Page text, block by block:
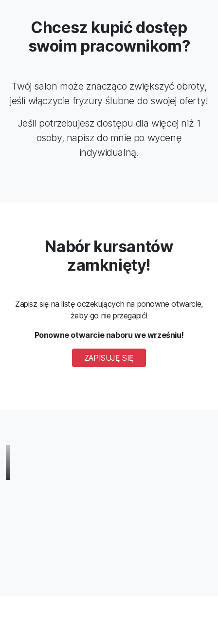
Chcesz kupić dostęp
swoim pracownikom?
Twój salon może znacząco zwiększyć obroty,
jeśli włączycie fryzury ślubne do swojej oferty!
Jeśli potrzebujesz dostępu dla więcej niż 1
osoby, napisz do mnie po wycenę
indywidualną.
Nabór kursantów
zamknięty!
Zapisz się na listę oczekujących na ponowne otwarcie,
żeby go nie przegapić!
Ponowne otwarcie naboru we wrześniu!
ZAPISUJĘ SIĘ